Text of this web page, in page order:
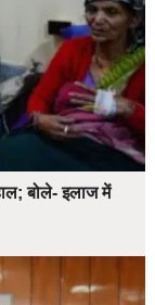
बोले- इलाज में